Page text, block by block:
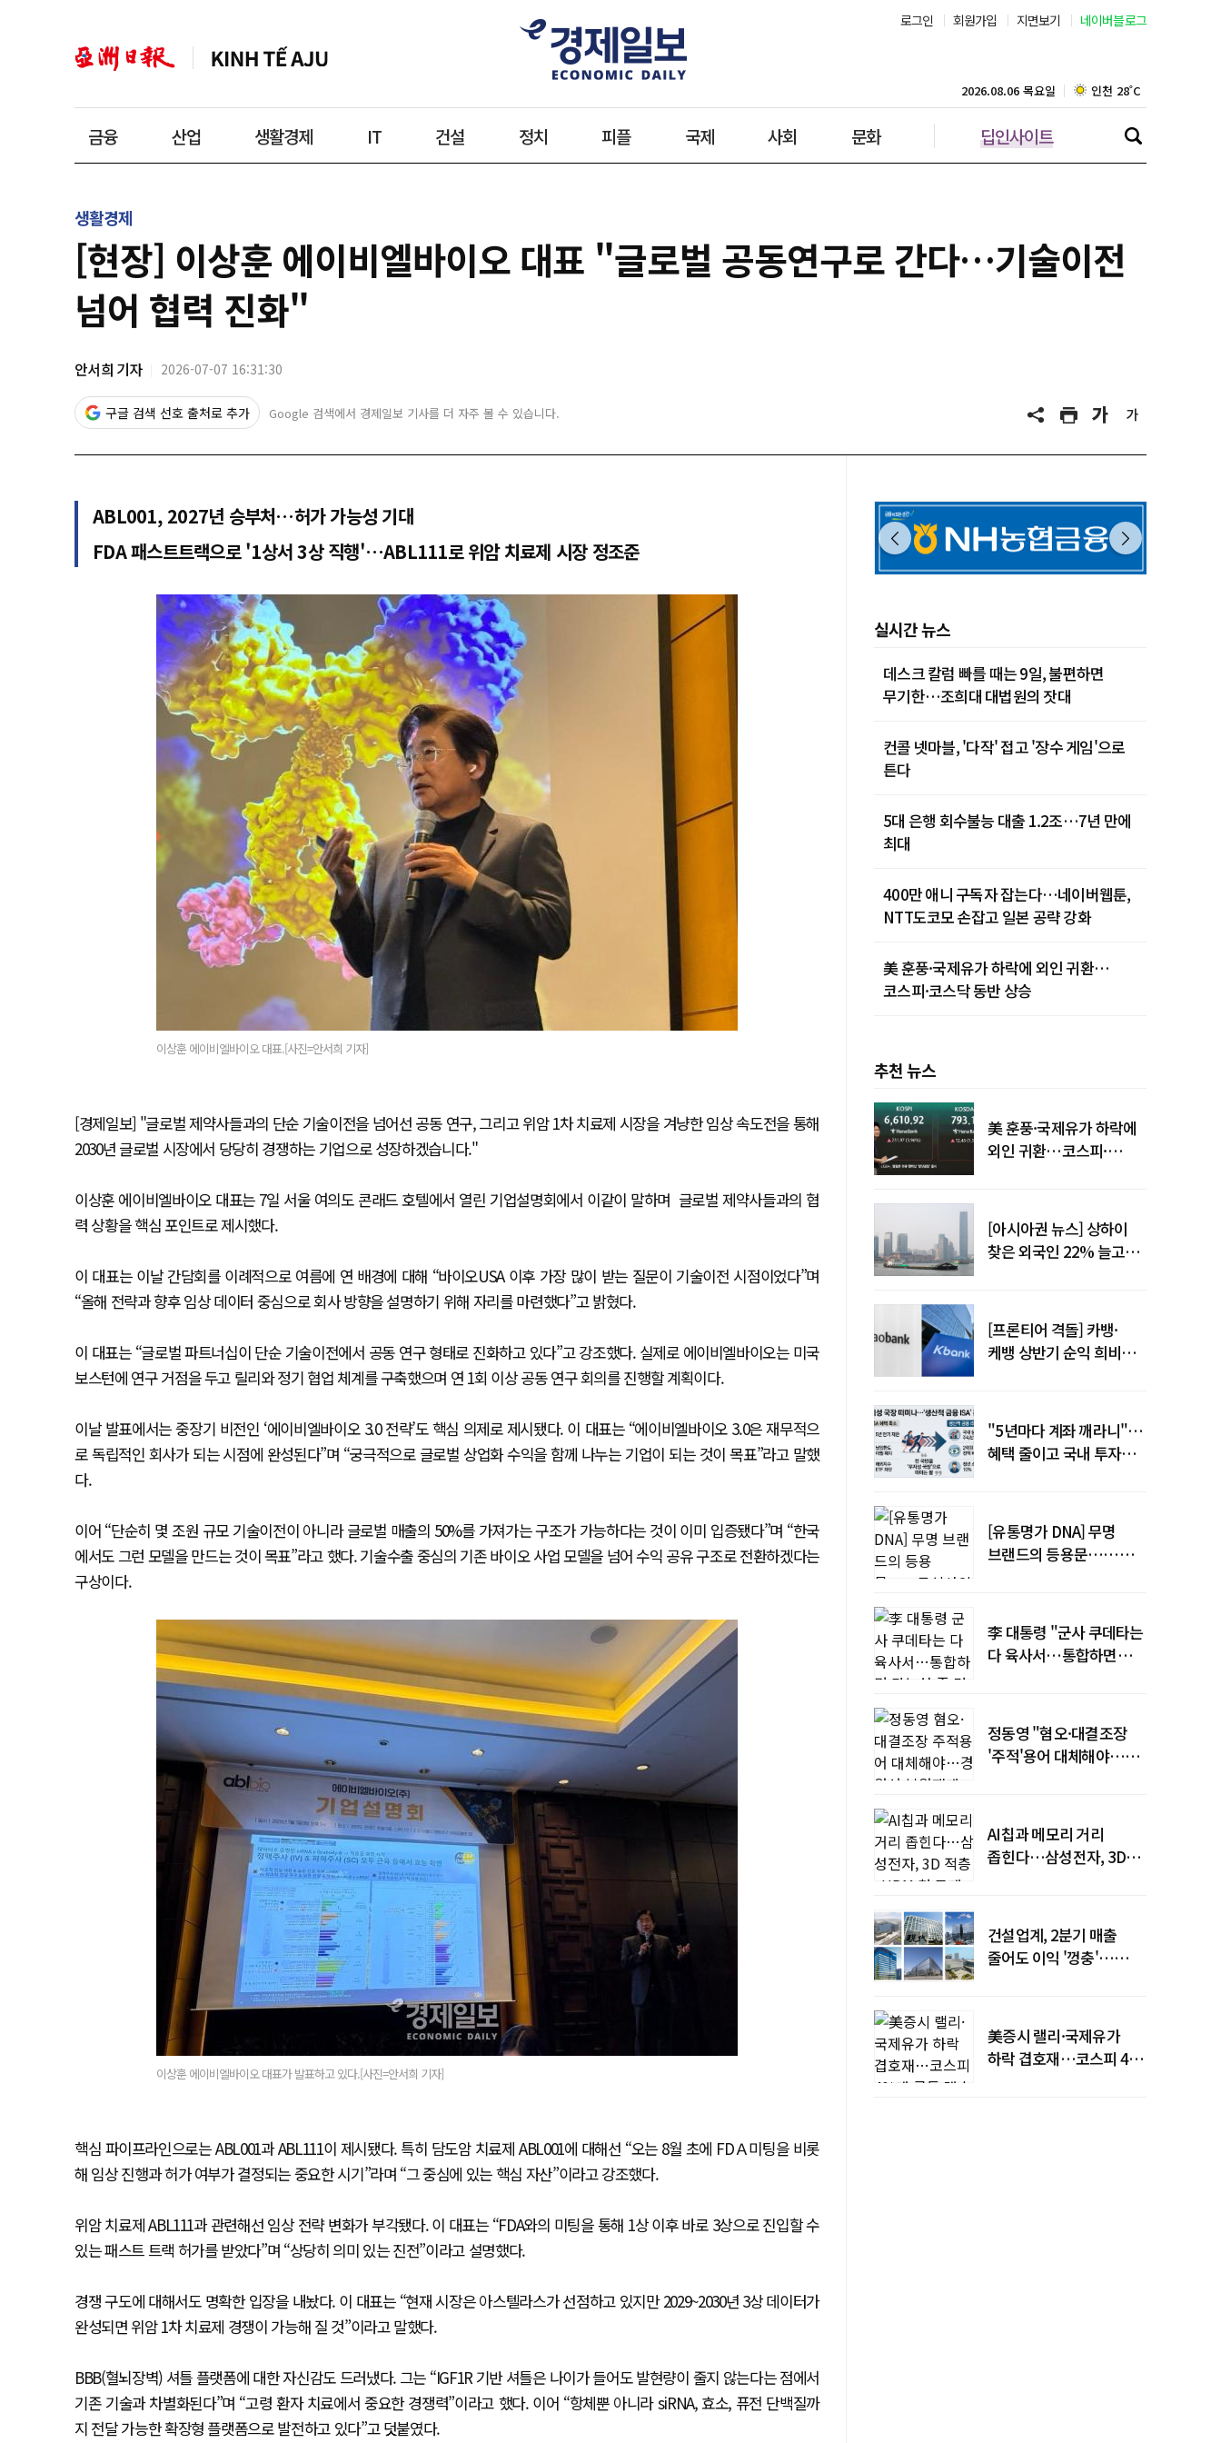
로그인 회원가입 지면보기 네이버블로그
금융 산업 생활경제 IT 건설 정치 피플 국제 사회 문화 딥인사이트
2026.08.06 목요일 인천 28˚C
광주 27˚C
강릉 28˚C
생활경제
[현장] 이상훈 에이비엘바이오 대표 "글로벌 공동연구로 간다…기술이전
넘어 협력 진화"
안서희 기자 2026-07-07 16:31:30
구글 검색 선호 출처로 추가 Google 검색에서 경제일보 기사를 더 자주 볼 수 있습니다.
ABL001, 2027년 승부처…허가 가능성 기대
FDA 패스트트랙으로 '1상서 3상 직행'…ABL111로 위암 치료제 시장 정조준
이상훈 에이비엘바이오 대표.[사진=안서희 기자]
[경제일보] "글로벌 제약사들과의 단순 기술이전을 넘어선 공동 연구, 그리고 위암 1차 치료제 시장을 겨냥한 임상 속도전을 통해
2030년 글로벌 시장에서 당당히 경쟁하는 기업으로 성장하겠습니다."
이상훈 에이비엘바이오 대표는 7일 서울 여의도 콘래드 호텔에서 열린 기업설명회에서 이같이 말하며 글로벌 제약사들과의 협
력 상황을 핵심 포인트로 제시했다.
이 대표는 이날 간담회를 이례적으로 여름에 연 배경에 대해 “바이오USA 이후 가장 많이 받는 질문이 기술이전 시점이었다”며
“올해 전략과 향후 임상 데이터 중심으로 회사 방향을 설명하기 위해 자리를 마련했다”고 밝혔다.
이 대표는 “글로벌 파트너십이 단순 기술이전에서 공동 연구 형태로 진화하고 있다”고 강조했다. 실제로 에이비엘바이오는 미국
보스턴에 연구 거점을 두고 릴리와 정기 협업 체계를 구축했으며 연 1회 이상 공동 연구 회의를 진행할 계획이다.
이날 발표에서는 중장기 비전인 ‘에이비엘바이오 3.0 전략’도 핵심 의제로 제시됐다. 이 대표는 “에이비엘바이오 3.0은 재무적으
로 독립적인 회사가 되는 시점에 완성된다”며 “궁극적으로 글로벌 상업화 수익을 함께 나누는 기업이 되는 것이 목표”라고 말했
다.
이어 “단순히 몇 조원 규모 기술이전이 아니라 글로벌 매출의 50%를 가져가는 구조가 가능하다는 것이 이미 입증됐다”며 “한국
에서도 그런 모델을 만드는 것이 목표”라고 했다. 기술수출 중심의 기존 바이오 사업 모델을 넘어 수익 공유 구조로 전환하겠다는
구상이다.
이상훈 에이비엘바이오 대표가 발표하고 있다.[사진=안서희 기자]
핵심 파이프라인으로는 ABL001과 ABL111이 제시됐다. 특히 담도암 치료제 ABL001에 대해선 “오는 8월 초에 FDＡ미팅을 비롯
해 임상 진행과 허가 여부가 결정되는 중요한 시기”라며 “그 중심에 있는 핵심 자산”이라고 강조했다.
위암 치료제 ABL111과 관련해선 임상 전략 변화가 부각됐다. 이 대표는 “FDA와의 미팅을 통해 1상 이후 바로 3상으로 진입할 수
있는 패스트 트랙 허가를 받았다”며 “상당히 의미 있는 진전”이라고 설명했다.
경쟁 구도에 대해서도 명확한 입장을 내놨다. 이 대표는 “현재 시장은 아스텔라스가 선점하고 있지만 2029~2030년 3상 데이터가
완성되면 위암 1차 치료제 경쟁이 가능해 질 것”이라고 말했다.
BBB(혈뇌장벽) 셔틀 플랫폼에 대한 자신감도 드러냈다. 그는 “IGF1R 기반 셔틀은 나이가 들어도 발현량이 줄지 않는다는 점에서
기존 기술과 차별화된다”며 “고령 환자 치료에서 중요한 경쟁력”이라고 했다. 이어 “항체뿐 아니라 siRNA, 효소, 퓨전 단백질까
지 전달 가능한 확장형 플랫폼으로 발전하고 있다”고 덧붙였다.
실시간 뉴스
데스크 칼럼 빠를 때는 9일, 불편하면
무기한…조희대 대법원의 잣대
컨콜 넷마블, '다작' 접고 '장수 게임'으로
튼다
5대 은행 회수불능 대출 1.2조…7년 만에
최대
400만 애니 구독자 잡는다…네이버웹툰,
NTT도코모 손잡고 일본 공략 강화
美 훈풍·국제유가 하락에 외인 귀환…
코스피·코스닥 동반 상승
추천 뉴스
美 훈풍·국제유가 하락에
외인 귀환…코스피·
[아시아권 뉴스] 상하이
찾은 외국인 22% 늘고
[프론티어 격돌] 카뱅·
케뱅 상반기 순익 희비…
"5년마다 계좌 깨라니"…
혜택 줄이고 국내 투자로
[유통명가 DNA] 무명
브랜드의 등용문……
李 대통령 "군사 쿠데타는
다 육사서…통합하면
정동영 "혐오·대결조장
'주적'용어 대체해야…
AI칩과 메모리 거리
좁힌다…삼성전자, 3D
건설업계, 2분기 매출
줄어도 이익 '껑충'…
美증시 랠리·국제유가
하락 겹호재…코스피 4%